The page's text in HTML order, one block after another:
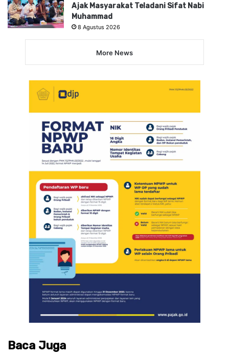
Ajak Masyarakat Teladani Sifat Nabi
Muhammad
8 Agustus 2026
More News
Baca Juga